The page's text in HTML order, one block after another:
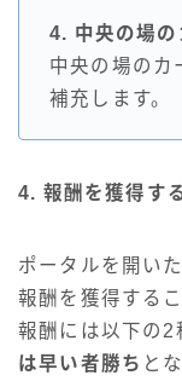
4. 中央の場の
中央の場のカ
補充します。
4. 報酬を獲得す
ポータルを開い
報酬を獲得する
報酬には以下の2
は早い者勝ち と